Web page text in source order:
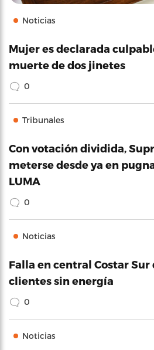
Noticias
Mujer es declarada
muerte de dos jinetes
0
Tribunales
Con votación dividida,
meterse desde ya en
LUMA
0
Noticias
Falla en central Costar Sur
clientes sin energía
0
Noticias